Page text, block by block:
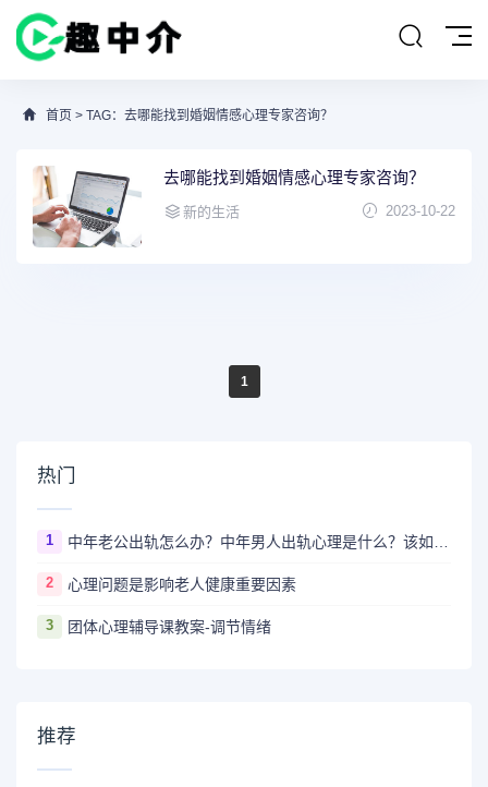
首页 > TAG：去哪能找到婚姻情感心理专家咨询？
去哪能找到婚姻情感心理专家咨询？
新的生活 2023-10-22
1
热门
1 中年老公出轨怎么办？中年男人出轨心理是什么？该如何让他回归？
2 心理问题是影响老人健康重要因素
3 团体心理辅导课教案-调节情绪
推荐